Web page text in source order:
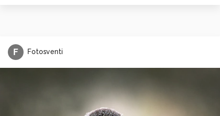
F Fotosventi